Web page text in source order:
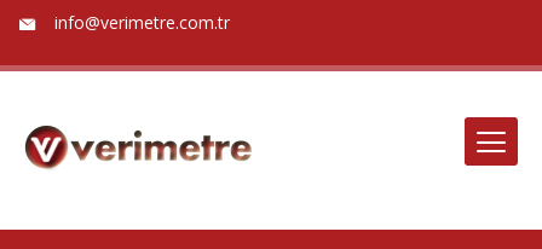
info@verimetre.com.tr